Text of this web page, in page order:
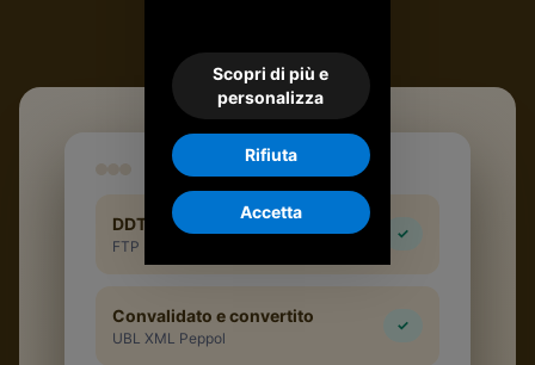
DDT ricevuto dal tuo flusso
FTP · WS · upload · PEC
✓
Convalidato e convertito
UBL XML Peppol
✓
Scopri di più e
personalizza
Rifiuta
Accetta